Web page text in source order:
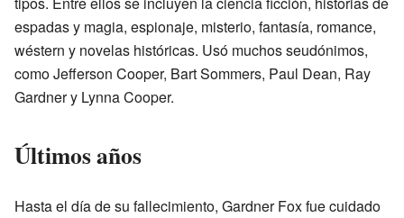
espadas y magia, espionaje, misterio, fantasía, romance,
wéstern y novelas históricas. Usó muchos seudónimos,
como Jefferson Cooper, Bart Sommers, Paul Dean, Ray
Gardner y Lynna Cooper.
Últimos años
Hasta el día de su fallecimiento, Gardner Fox fue cuidado